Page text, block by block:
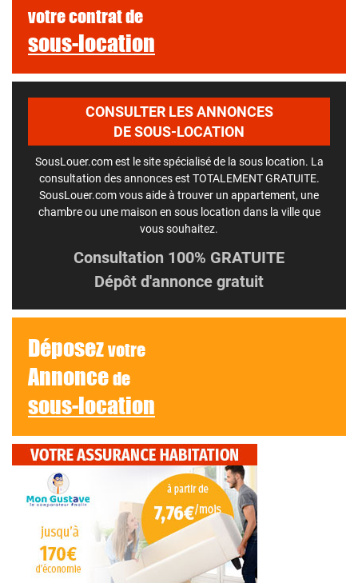
votre contrat de
sous-location
CONSULTER LES ANNONCES
DE SOUS-LOCATION
SousLouer.com est le site spécialisé de la sous location. La
consultation des annonces est TOTALEMENT GRATUITE.
SousLouer.com vous aide à trouver un appartement, une
chambre ou une maison en sous location dans la ville que
vous souhaitez.
Consultation 100% GRATUITE
Dépôt d'annonce gratuit
Déposezvotre
Annoncede
sous-location